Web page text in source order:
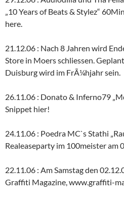
„10 Years of Beats & Stylez“
here.
21.12.06 : Nach 8 Jahren wird
Store in Moers schliessen.
Duisburg wird im FrÃ¼hjahr sein.
26.11.06 : Donato & Inferno79
Snippet hier!
24.11.06 : Poedra MC`s Stathi
Realeaseparty im 100meister am
22.11.06 : Am Samstag den
Graffiti Magazine, www.graffiti-